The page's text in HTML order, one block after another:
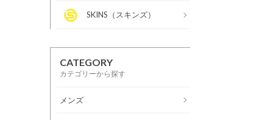
SKINS（スキンズ）
CATEGORY
カテゴリーから探す
メンズ